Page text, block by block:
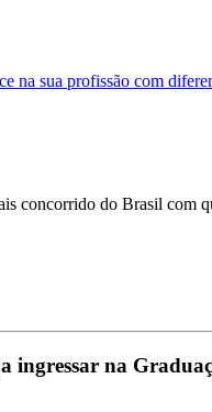
na sua profissão com
concorrido do Brasil com
ingressar na